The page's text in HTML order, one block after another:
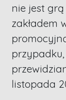
nie jest
zakładem
listopada